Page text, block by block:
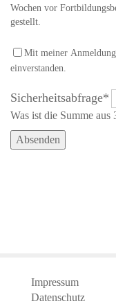
Wochen vor
gestellt.
Mit meiner
einverstanden.
Sicherheitsabfrage*
Was ist die Summe aus
Absenden
Impressum
Datenschutz